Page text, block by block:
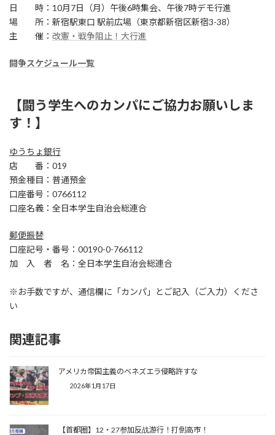
日 時：10月7日（月）午後6時集会、午後7時デモ行進
場 所：新宿駅東口 駅前広場（東京都新宿区新宿3-38）
主 催： 改憲・戦争阻止！大行進
闘争スケジュール一覧
【闘う学生へのカンパにご協力お願いしま
す！】
ゆうちょ銀行
店 番：019
預金種目：普通預金
口座番号：0766112
口座名義：全日本学生自治会総連合
郵便振替
口座記号・番号：00190-0-766112
加 入 者 名：全日本学生自治会総連合
※お手数ですが、通信欄に「カンパ」とご記入（ご入力）くださ
い
関連記事
アメリカ帝国主義のベネズエラ侵略許すな
2026年1月17日
【首都圈】12・27参加反战游行！打倒高市！